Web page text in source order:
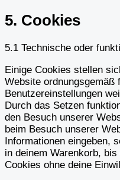
5. Cookies
5.1 Technische oder
Einige Cookies stellen
Website ordnungsgemäß
Benutzereinstellungen
Durch das Setzen
den Besuch unserer
beim Besuch unserer
Informationen eingeben,
in deinem Warenkorb,
Cookies ohne deine